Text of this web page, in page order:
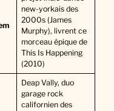
new-yorkais des
2000s (James
Murphy), livrent ce
morceau épique de
This Is Happening
(2010)
Deap Vally, duo
garage rock
californien des